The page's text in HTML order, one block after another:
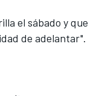
el sábado y que
de adelantar".